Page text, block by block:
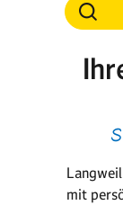
mit